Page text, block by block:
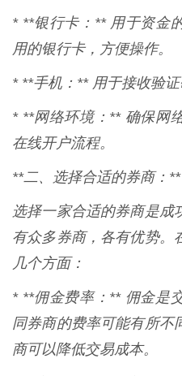
* **银行卡：** 用于资金
用的银行卡，方便操作。
* **手机：** 用于接收验证
* **网络环境：** 确保网
在线开户流程。
**二、选择合适的券商：**
选择一家合适的券商是成
有众多券商，各有优势。
几个方面：
* **佣金费率：** 佣金是
同券商的费率可能有所不
商可以降低交易成本。